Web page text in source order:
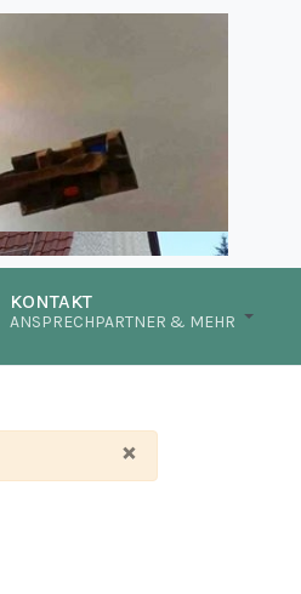
KONTAKT
ANSPRECHPARTNER & MEHR
×